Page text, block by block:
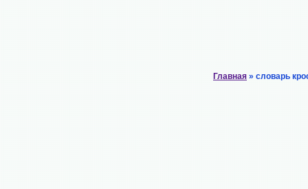
Главная » словарь